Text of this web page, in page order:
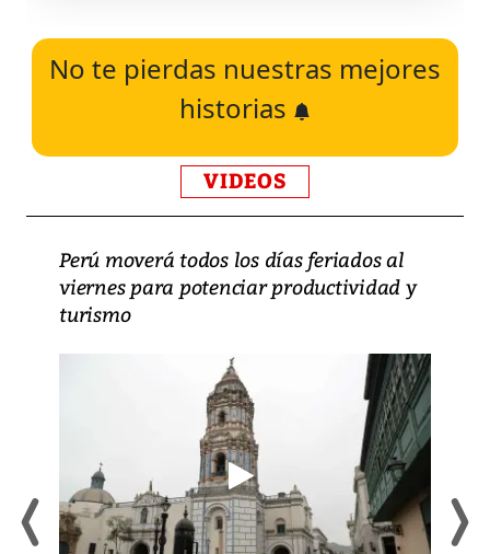
No te pierdas nuestras mejores
historias
VIDEOS
Perú moverá todos los días feriados al
viernes para potenciar productividad y
turismo